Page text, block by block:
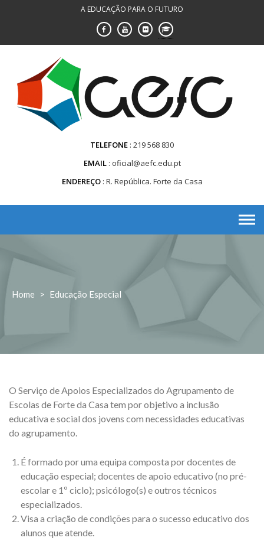
A EDUCAÇÃO PARA O FUTURO
TELEFONE 219 568 830
EMAIL oficial@aefc.edu.pt
ENDEREÇO R. República. Forte da Casa
Home > Educação Especial
O Serviço de Apoios Especializados do Agrupamento de
Escolas de Forte da Casa tem por objetivo a inclusão
educativa e social dos jovens com necessidades educativas
do agrupamento.
É formado por uma equipa composta por docentes de
educação especial; docentes de apoio educativo (no pré-
escolar e 1º ciclo); psicólogo(s) e outros técnicos
especializados.
Visa a criação de condições para o sucesso educativo dos
alunos que atende.